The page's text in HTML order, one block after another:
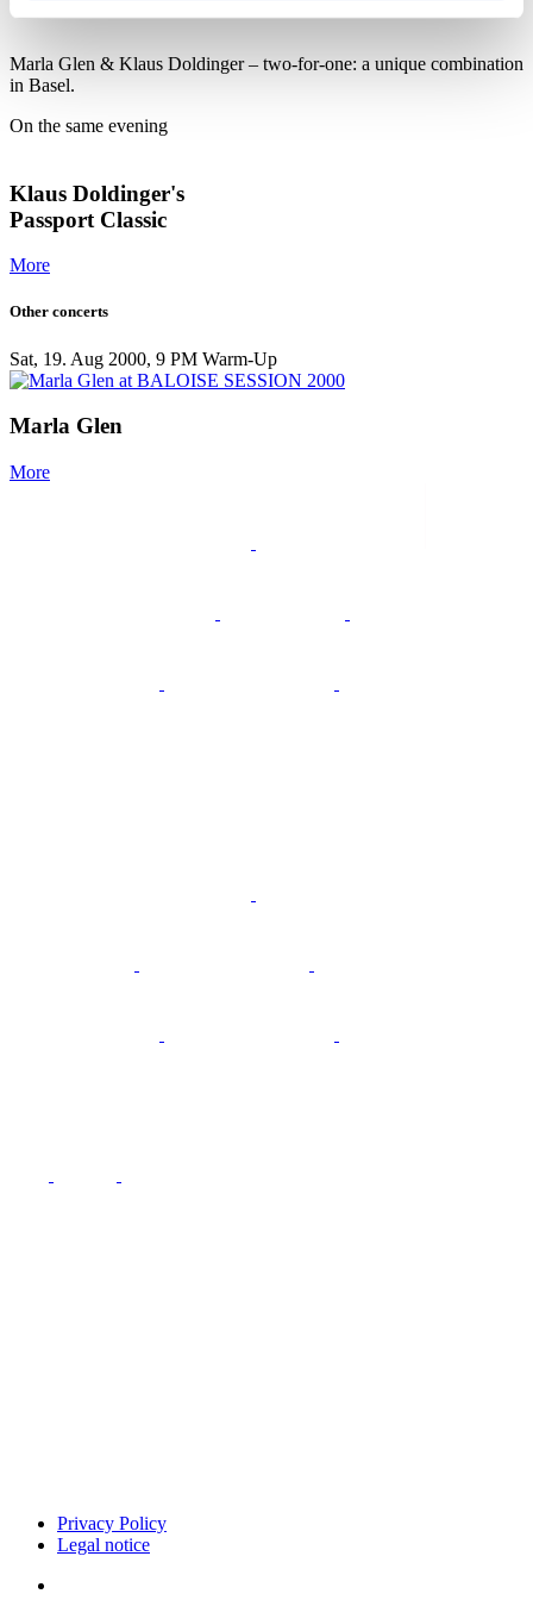
Marla Glen & Klaus Doldinger – two-for-one: a unique combination
in Basel.
On the same evening
Klaus Doldinger's
Passport Classic
More
Other concerts
Sat, 19. Aug 2000, 9 PM Warm-Up
Marla Glen
More
Privacy Policy
Legal notice